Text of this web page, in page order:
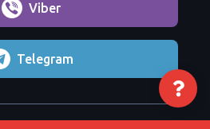
Viber
Telegram